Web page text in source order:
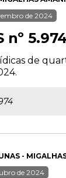
de 2024
nº
de
-
de 2024